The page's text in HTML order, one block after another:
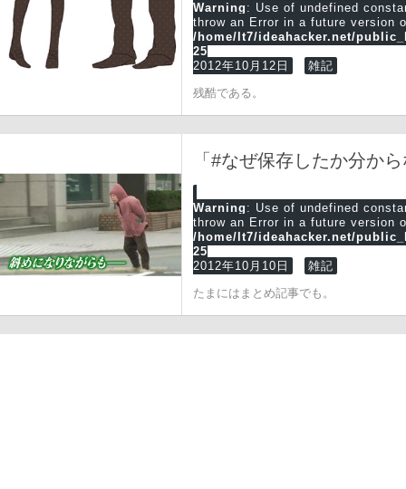
Warning : Use of undefined
throw an Error in a future version
/home/lt7/ideahacker.net/
25
2012年10月12日
雑記
残酷である。
「#なぜ保存したか分か
Warning : Use of undefined
throw an Error in a future version
/home/lt7/ideahacker.net/
25
2012年10月10日
雑記
たまにはまとめ記事でも。